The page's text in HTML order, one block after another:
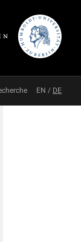
EN / DE